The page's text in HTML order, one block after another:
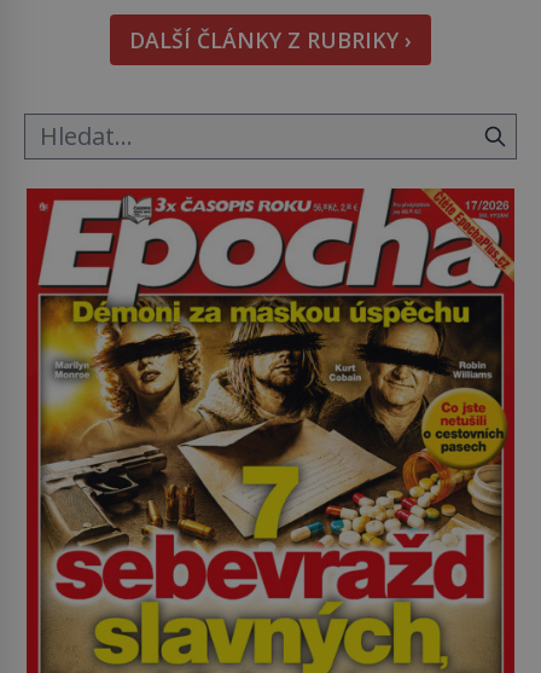
pohledu na výši vyměřené podpory
v nezaměstnanosti. Kam vás pozveme? Unikátní
hřbitov, který si vysloužil název „Veselý“, najdeme
DALŠÍ ČLÁNKY Z RUBRIKY ›